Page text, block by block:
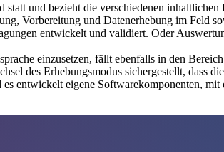
und bezieht die verschiedenen
Vorbereitung und Datenerhebung im Feld
entwickelt und validiert. Oder
einzusetzen, fällt ebenfalls in den
des Erhebungsmodus sichergestellt, dass
entwickelt eigene Softwarekomponenten, mit